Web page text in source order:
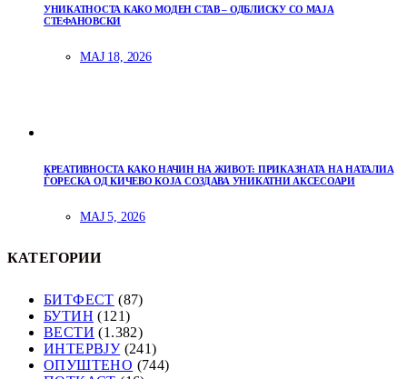
УНИКАТНОСТА КАКО МОДЕН СТАВ – ОДБЛИСКУ СО МАЈА
СТЕФАНОВСКИ
МАЈ 18, 2026
КРЕАТИВНОСТА КАКО НАЧИН НА ЖИВОТ: ПРИКАЗНАТА НА НАТАЛИА
ЃОРЕСКА ОД КИЧЕВО КОЈА СОЗДАВА УНИКАТНИ АКСЕСОАРИ
МАЈ 5, 2026
КАТЕГОРИИ
БИТФЕСТ (87)
БУТИН (121)
ВЕСТИ (1.382)
ИНТЕРВЈУ(241)
ОПУШТЕНО (744)